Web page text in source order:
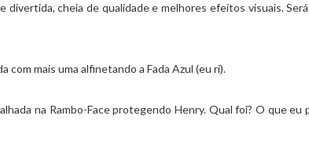
cheia de qualidade e melhores efeitos visuais.
com mais uma alfinetando a Fada Azul (eu ri).
na Rambo-Face protegendo Henry. Qual foi? O que eu